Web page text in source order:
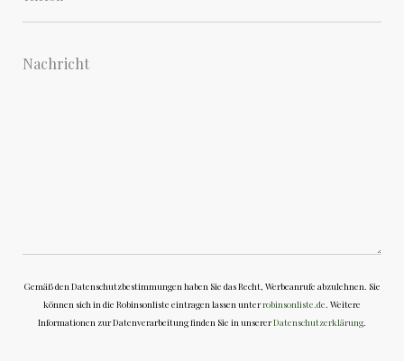
Gemäß den Datenschutzbestimmungen haben Sie das Recht, Werbeanrufe abzulehnen. Sie
können sich in die Robinsonliste eintragen lassen unterrobinsonliste.de . Weitere
Informationen zur Datenverarbeitung finden Sie in unsererDatenschutzerklärung.